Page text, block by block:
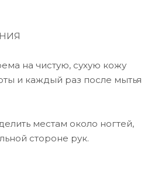
на чистую, сухую кожу
и каждый раз после мытья
местам около ногтей,
стороне рук.